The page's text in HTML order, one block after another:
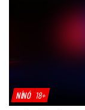
NÍNÓ 18+